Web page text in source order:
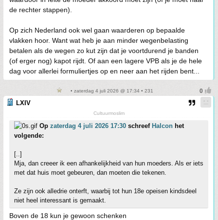
de rechter stappen).
Op zich Nederland ook wel gaan waarderen op bepaalde
vlakken hoor. Want wat heb je aan minder wegenbelasting
betalen als de wegen zo kut zijn dat je voortdurend je banden
(of erger nog) kapot rijdt. Of aan een lagere VPB als je de hele
dag voor allerlei formuliertjes op en neer aan het rijden bent...
• zaterdag 4 juli 2026 @ 17:34 • 231
LXIV
Cultuurmoslim
Op zaterdag 4 juli 2026 17:30 schreef Halcon het
volgende:
[..]
Mja, dan creeer ik een afhankelijkheid van hun moeders. Als er iets
met dat huis moet gebeuren, dan moeten die tekenen.
Ze zijn ook alledrie onterft, waarbij tot hun 18e opeisen kindsdeel
niet heel interessant is gemaakt.
Boven de 18 kun je gewoon schenken